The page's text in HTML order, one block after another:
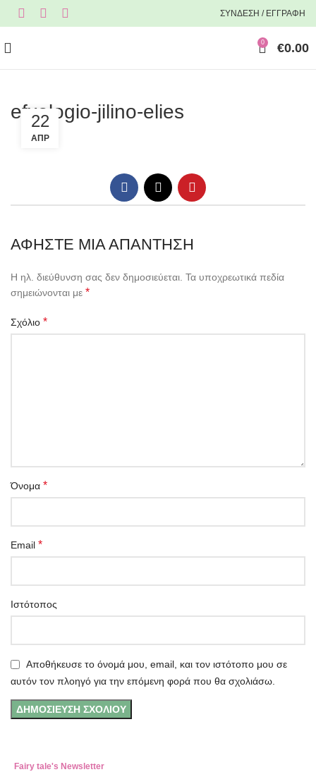
ΣΥΝΔΕΣΗ / ΕΓΓΡΑΦΗ
0 €0.00
efxologio-jilino-elies
22
ΑΠΡ
ΑΦΉΣΤΕ ΜΙΑ ΑΠΆΝΤΗΣΗ
Η ηλ. διεύθυνση σας δεν δημοσιεύεται. Τα υποχρεωτικά πεδία
σημειώνονται με *
Σχόλιο *
Όνομα *
Email *
Ιστότοπος
Αποθήκευσε το όνομά μου, email, και τον ιστότοπο μου σε
αυτόν τον πλοηγό για την επόμενη φορά που θα σχολιάσω.
Fairy tale's Newsletter